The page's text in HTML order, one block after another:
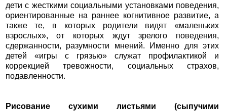
дети с жесткими социальными установками поведения,
ориентированные на раннее когнитивное развитие, а
также те, в которых родители видят «маленьких
взрослых», от которых ждут зрелого поведения,
сдержанности, разумности мнений. Именно для этих
детей «игры с грязью» служат профилактикой и
коррекцией тревожности, социальных страхов,
подавленности.
Рисование сухими листьями (сыпучими